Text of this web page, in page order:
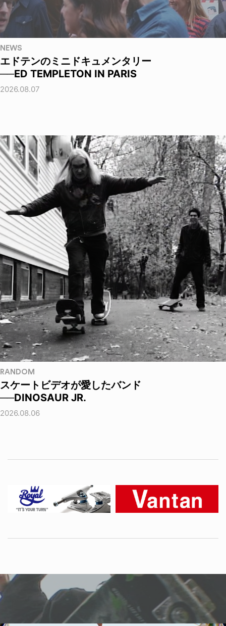
NEWS
エドテンのミニドキュメンタリー
──ED TEMPLETON IN PARIS
2026.08.07
RANDOM
スケートビデオが愛したバンド
──DINOSAUR JR.
2026.08.06